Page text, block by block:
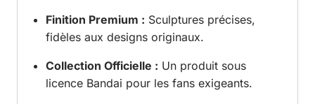
Finition Premium : Sculptures précises,
fidèles aux designs originaux.
Collection Officielle : Un produit sous
licence Bandai pour les fans exigeants.